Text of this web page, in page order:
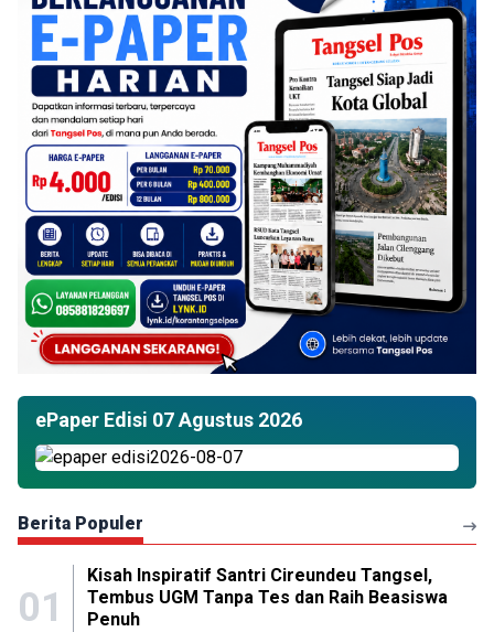
ePaper Edisi 07 Agustus 2026
Berita Populer
01
Kisah Inspiratif Santri Cireundeu Tangsel,
Tembus UGM Tanpa Tes dan Raih Beasiswa
Penuh